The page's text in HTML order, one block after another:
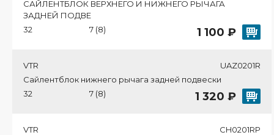
САЙЛЕНТБЛОК ВЕРХНЕГО И НИЖНЕГО РЫЧАГА
ЗАДНЕЙ ПОДВЕ
32
7 (8) 1 100 ₽
VTR
UAZ0201R
Сайлентблок нижнего рычага задней подвески
32
7 (8) 1 320 ₽
VTR
CH0201RP